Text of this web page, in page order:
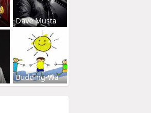
Dave Musta
Budding-Wa